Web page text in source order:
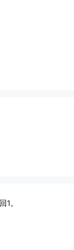
1。